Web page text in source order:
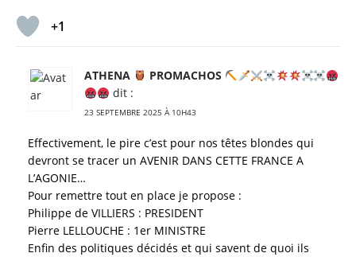
+1
ATHENA
PROMACHOS
dit :
23 SEPTEMBRE 2025 À 10H43
Effectivement, le pire c’est pour nos têtes blondes qui
devront se tracer un AVENIR DANS CETTE FRANCE A
L’AGONIE…
Pour remettre tout en place je propose :
Philippe de VILLIERS : PRESIDENT
Pierre LELLOUCHE : 1er MINISTRE
Enfin des politiques décidés et qui savent de quoi ils